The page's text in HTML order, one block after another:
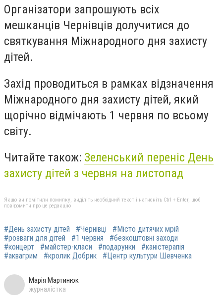
Організатори запрошують всіх
мешканців Чернівців долучитися до
святкування Міжнародного дня захисту
дітей.
Захід проводиться в рамках відзначення
Міжнародного дня захисту дітей, який
щорічно відмічають 1 червня по всьому
світу.
Читайте також: Зеленський переніс День
захисту дітей з червня на листопад
Якщо ви помітили помилку, виділіть необхідний текст і натисніть Ctrl + Enter, щоб
повідомити про це редакцію
#День захисту дітей #Чернівці
#Місто дитячих мрій
#розваги для дітей
#1 червня
#безкоштовні заходи
#концерт
#майстер-класи #подарунки
#каністерапія
#аквагрим
#кролик Добрик #Центр культури Шевченка
Марія Мартинюк
журналістка